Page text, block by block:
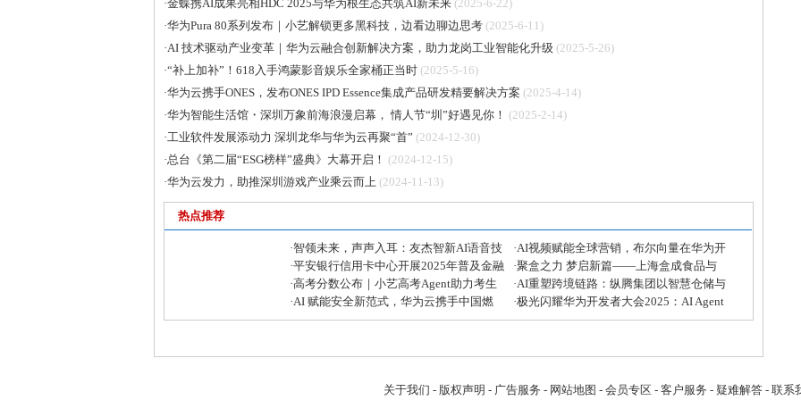
·金蝶携AI成果亮相HDC 2025与华为根生态共筑AI新未来 (2025-6-22)
·华为Pura 80系列发布｜小艺解锁更多黑科技，边看边聊边思考 (2025-6-11)
·AI 技术驱动产业变革｜华为云融合创新解决方案，助力龙岗工业智能化升级 (2025-5-26)
·“补上加补”！618入手鸿蒙影音娱乐全家桶正当时 (2025-5-16)
·华为云携手ONES，发布ONES IPD Essence集成产品研发精要解决方案 (2025-4-14)
·华为智能生活馆・深圳万象前海浪漫启幕， 情人节“圳”好遇见你！ (2025-2-14)
·工业软件发展添动力 深圳龙华与华为云再聚“首” (2024-12-30)
·总台《第二届“ESG榜样”盛典》大幕开启！ (2024-12-15)
·华为云发力，助推深圳游戏产业乘云而上 (2024-11-13)
热点推荐
·智领未来，声声入耳：友杰智新AI语音技
术再攀高峰
·AI视频赋能全球营销，布尔向量在华为开
发者大会精彩亮相
·平安银行信用卡中心开展2025年普及金融
知识万里行活动
·聚盒之力 梦启新篇——上海盒成食品与
芒宽民族中学公益助学计划顺利启动！
·高考分数公布｜小艺高考Agent助力考生
快准稳填报目标院校和专业
·AI重塑跨境链路：纵腾集团以智慧仓储与
全链路服务领跑新竞速
·AI 赋能安全新范式，华为云携手中国燃
气筑牢大模型安全“铜墙铁壁”
·极光闪耀华为开发者大会2025：AI Agent
引领企业生产力革命
关于我们 - 版权声明 - 广告服务 - 网站地图 - 会员专区 - 客户服务 - 疑难解答 - 联系